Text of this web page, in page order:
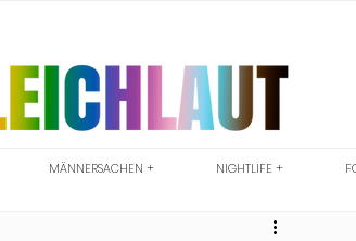
MÄNNERSACHEN + NIGHTLIFE +